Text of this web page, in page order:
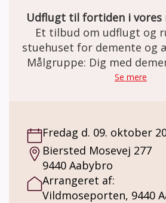
Udflugt til fortiden i vores
Et tilbud om udflugt og
stuehuset for demente og
Den gamle staldgård er
indrettet som besøgs- og
MELSEN
Målgruppe: Dig med
Se mere
Fredag d. 09. oktober
Biersted Mosevej 277
9440 Aabybro
Arrangeret af:
Vildmoseporten, 9440